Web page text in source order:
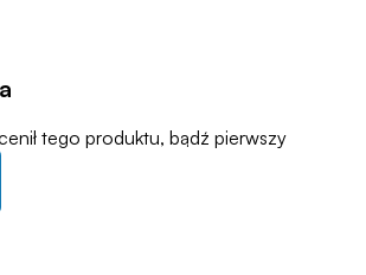
tego produktu, bądź pierwszy